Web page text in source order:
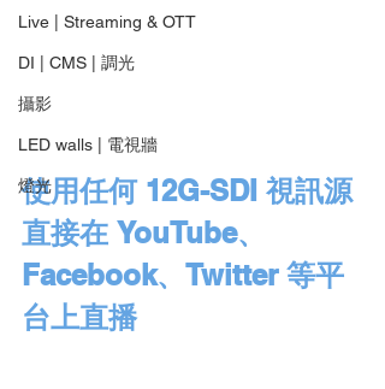
Live | Streaming & OTT
DI | CMS | 調光
攝影
LED walls | 電視牆
燈光
使用任何 12G-SDI 視訊源
直接在 YouTube、
Facebook、Twitter 等平
台上直播